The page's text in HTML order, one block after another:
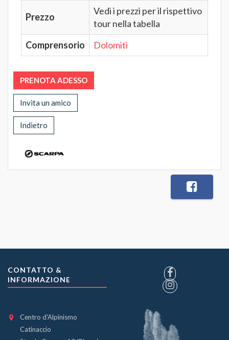
Prezzo
Vedi i prezzi per il rispettivo
tour nella tabella
Comprensorio
Dolomiti
PRENOTA ADESSO
Invita un amico
Indietro
CONTATTO &
INFORMAZIONE
Centro d'Alpinismo
Catinaccio